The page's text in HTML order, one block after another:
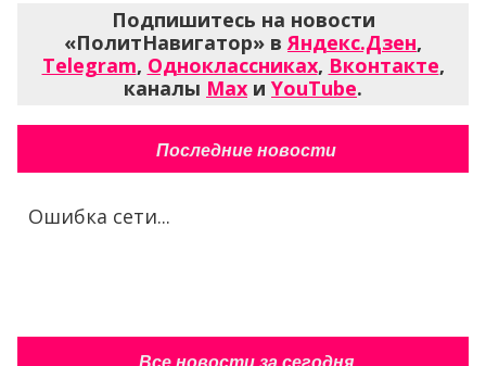
Подпишитесь на новости
«ПолитНавигатор» вЯндекс.Дзен,
Telegram, Одноклассниках, Вконтакте,
каналы Max и YouTube.
Последние новости
Ошибка сети...